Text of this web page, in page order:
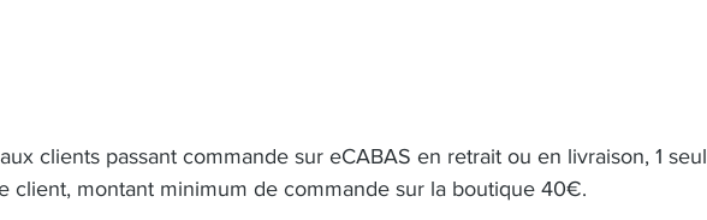
clients passant commande sur eCABAS en retrait ou en livraison, 1 seul
client, montant minimum de commande sur la boutique 40€.